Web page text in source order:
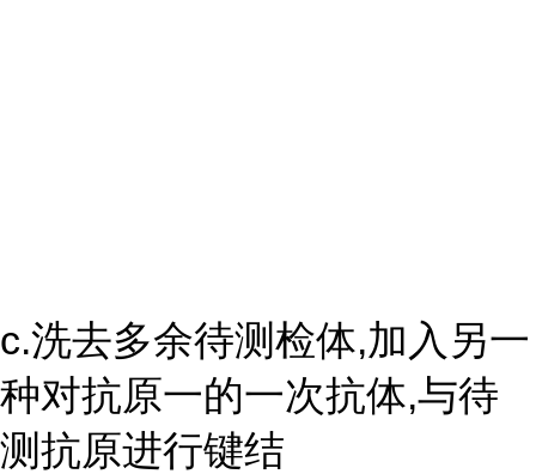
c.洗去多余待测检体,加入另一
种对抗原一的一次抗体,与待
测抗原进行键结